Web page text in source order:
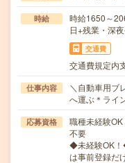
時給
時給1650～
日+残業・深
交通費
交通費規定内
仕事内容
＼自動車用ブ
へ運ぶ＊ライ
応募資格
職種未経験
不要
◆未経験OK！
は事前登録だ